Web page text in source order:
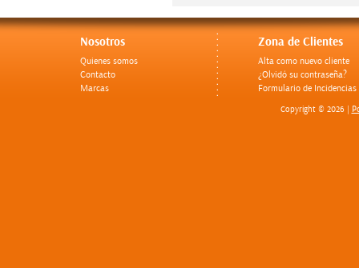
Nosotros
Quienes somos
Contacto
Marcas
Zona de Clientes
Alta como nuevo cliente
¿Olvidó su contraseña?
Formulario de Incidencias
Copyright © 2026 |